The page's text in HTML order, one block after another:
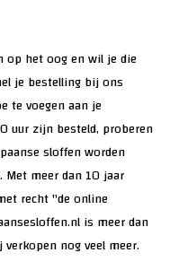
op het oog en wil je die
je bestelling bij ons
te voegen aan je
uur zijn besteld, proberen
sloffenworden
meer dan 10 jaar
recht "de online
is meer dan
nog veel meer.